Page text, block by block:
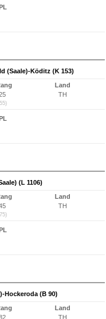
(Saale)-Köditz (K 153)
Land
TH
(L 1106)
Land
TH
Hockeroda (B 90)
Land
TH